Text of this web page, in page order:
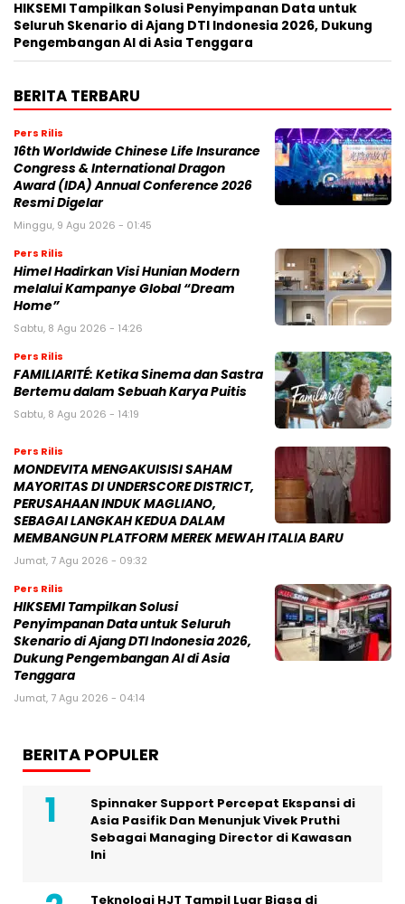
HIKSEMI Tampilkan Solusi Penyimpanan Data untuk
Seluruh Skenario di Ajang DTI Indonesia 2026, Dukung
Pengembangan AI di Asia Tenggara
BERITA TERBARU
Pers Rilis
16th Worldwide Chinese Life Insurance
Congress & International Dragon
Award (IDA) Annual Conference 2026
Resmi Digelar
Minggu, 9 Agu 2026 - 01:45
Pers Rilis
Himel Hadirkan Visi Hunian Modern
melalui Kampanye Global “Dream
Home”
Sabtu, 8 Agu 2026 - 14:26
Pers Rilis
FAMILIARITÉ: Ketika Sinema dan Sastra
Bertemu dalam Sebuah Karya Puitis
Sabtu, 8 Agu 2026 - 14:19
Pers Rilis
MONDEVITA MENGAKUISISI SAHAM
MAYORITAS DI UNDERSCORE DISTRICT,
PERUSAHAAN INDUK MAGLIANO,
SEBAGAI LANGKAH KEDUA DALAM
MEMBANGUN PLATFORM MEREK MEWAH ITALIA BARU
Jumat, 7 Agu 2026 - 09:32
Pers Rilis
HIKSEMI Tampilkan Solusi
Penyimpanan Data untuk Seluruh
Skenario di Ajang DTI Indonesia 2026,
Dukung Pengembangan AI di Asia
Tenggara
Jumat, 7 Agu 2026 - 04:14
BERITA POPULER
Spinnaker Support Percepat Ekspansi di
Asia Pasifik Dan Menunjuk Vivek Pruthi
Sebagai Managing Director di Kawasan
Ini
Teknologi HJT Tampil Luar Biasa di